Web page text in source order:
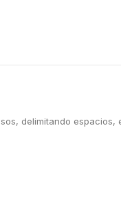
delimitando espacios,